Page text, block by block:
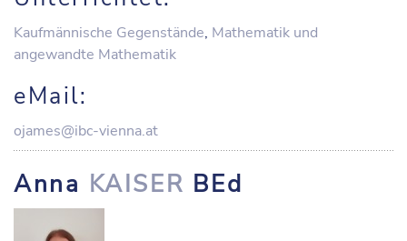
Kaufmännische Gegenstände, Mathematik und
angewandte Mathematik
eMail:
ojames@ibc-vienna.at
Anna KAISER BEd